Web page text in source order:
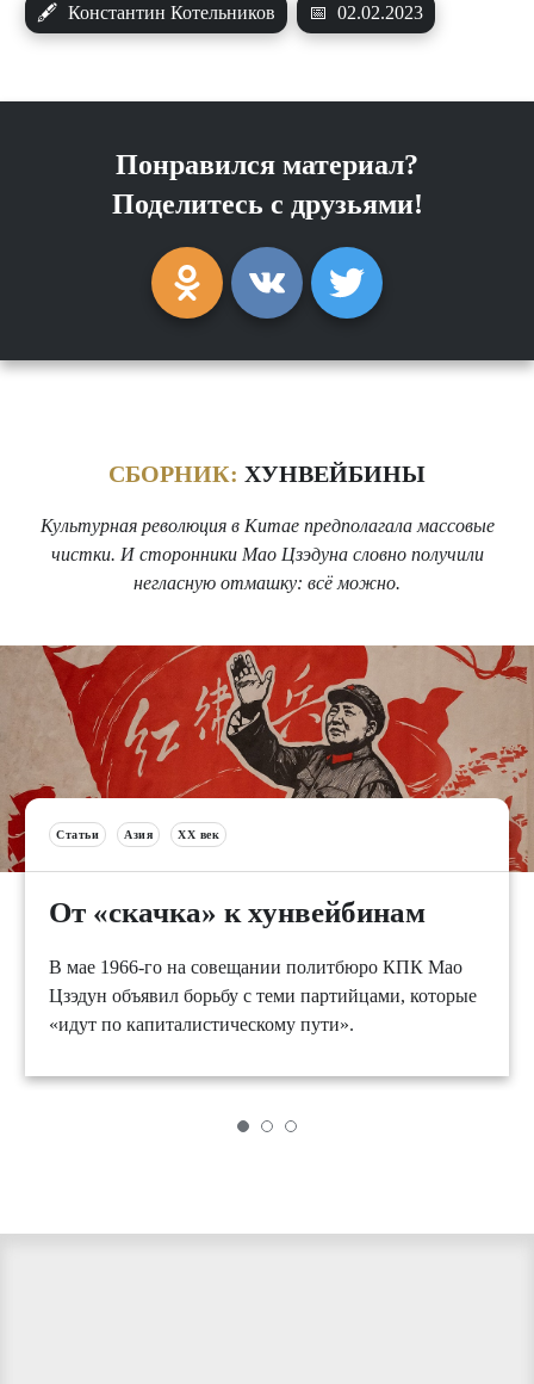
🖋 Константин Котельников 📅 02.02.2023
Понравился материал?
Поделитесь с друзьями!
СБОРНИК: ХУНВЕЙБИНЫ
Культурная революция в Китае предполагала массовые
чистки. И сторонники Мао Цзэдуна словно получили
негласную отмашку: всё можно.
Статьи Азия XX век
От «скачка» к хунвейбинам
В мае 1966-го на совещании политбюро КПК Мао
Цзэдун объявил борьбу с теми партийцами, которые
«идут по капиталистическому пути».